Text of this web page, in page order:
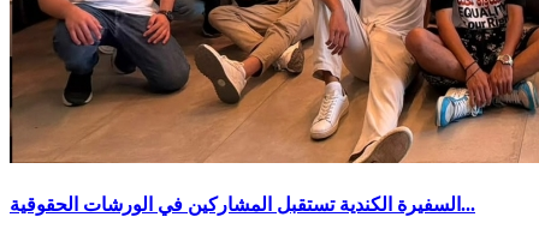
السفيرة الكندية تستقبل المشاركين في الورشات الحقوقية...